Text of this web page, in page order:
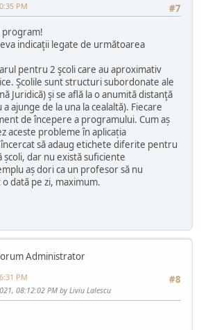
#7
PM
program!
indicaţii legate de următoarea
pentru 2 şcoli care au aproximativ
Şcolile sunt structuri subordonate ale
Juridică) şi se află la o anumită distanţă
ajunge de la una la cealaltă). Fiecare
de începere a programului. Cum aș
aceste probleme în aplicația
să adaug etichete diferite pentru
dar nu există suficiente
aș dori ca un profesor să nu
dată pe zi, maximum.
Administrator
#8
PM
08:12:02 PM by Liviu Lalescu